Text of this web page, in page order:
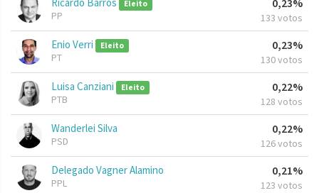
Eleito
PP
0,23%
133 votos
Enio Verri Eleito
PT
0,23%
130 votos
Luisa Canziani Eleito
PTB
0,22%
128 votos
Wanderlei Silva
PSD
0,22%
126 votos
Delegado Vagner Alamino
PPL
0,21%
123 votos